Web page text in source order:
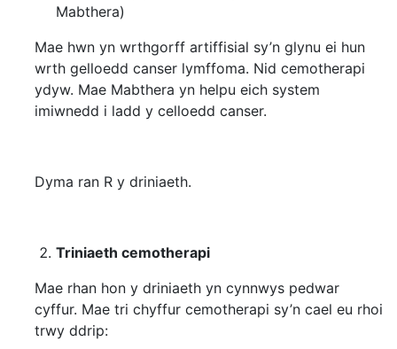
Mabthera)
Mae hwn yn wrthgorff artiffisial sy’n glynu ei hun
wrth gelloedd canser lymffoma. Nid cemotherapi
ydyw. Mae Mabthera yn helpu eich system
imiwnedd i ladd y celloedd canser.
Dyma ran R y driniaeth.
Triniaeth cemotherapi
Mae rhan hon y driniaeth yn cynnwys pedwar
cyffur. Mae tri chyffur cemotherapi sy’n cael eu rhoi
trwy ddrip: